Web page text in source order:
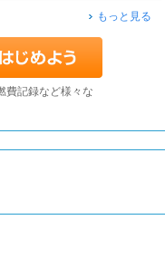
もっと見る
費記録など様々な